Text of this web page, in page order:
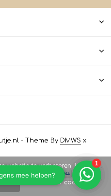
- Theme By DMWS x
website te verbeteren. Is dat
Meer over cookies »